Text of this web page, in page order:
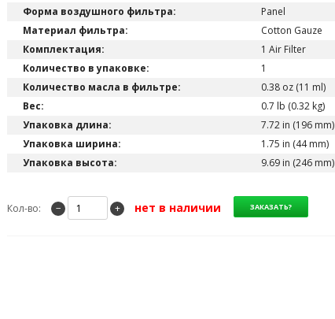
Форма воздушного фильтра:
Panel
Материал фильтра:
Cotton Gauze
Комплектация:
1 Air Filter
Количество в упаковке:
1
Количество масла в фильтре:
0.38 oz (11 ml)
Вес:
0.7 lb (0.32 kg)
Упаковка длина:
7.72 in (196 mm)
Упаковка ширина:
1.75 in (44 mm)
Упаковка высота:
9.69 in (246 mm)
Кол-во: − + нет в наличии